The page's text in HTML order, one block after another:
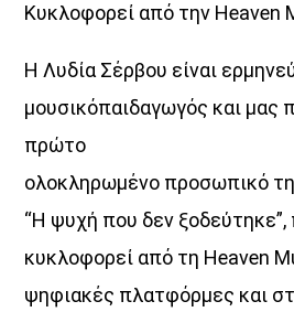
ΤΑ ΤΡΑΓΟΥΔΙΑ ΑΛΛΙΩΣ
Discover
UPCOMING SHOWS
Κυκλοφορεί από την Heaven
Η Λυδία Σέρβου είναι
μουσικόπαιδαγωγός και μας
πρώτο
ολοκληρωμένο προσωπικό
“Η ψυχή που δεν ξοδεύτηκε”,
κυκλοφορεί από τη Heaven
ψηφιακές πλατφόρμες και